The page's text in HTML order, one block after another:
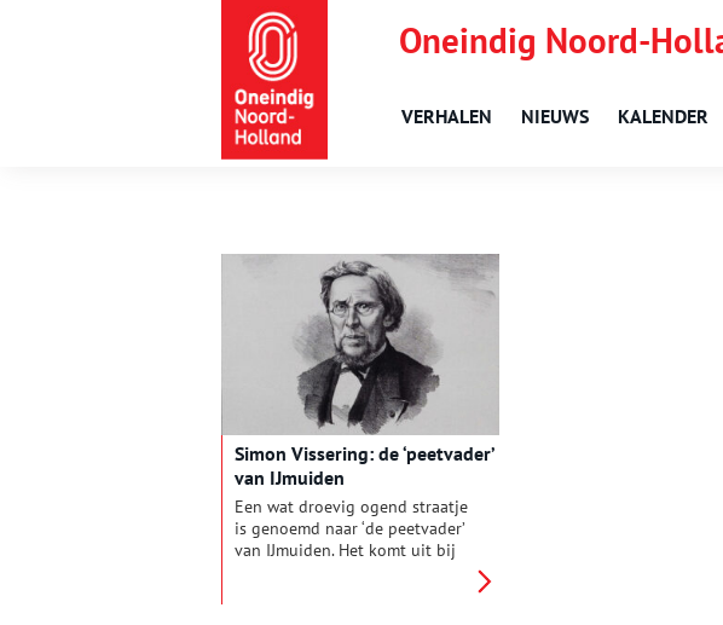
Oneindig Noord-
VERHALEN NIEUWS KALENDER
Simon Vissering: de ‘peetvader’
van IJmuiden
Een wat droevig ogend straatje
is genoemd naar ‘de peetvader’
van IJmuiden. Het komt uit bij